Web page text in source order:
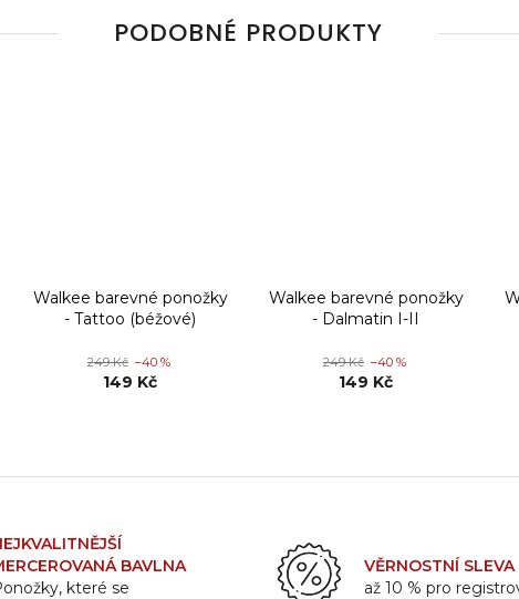
PODOBNÉ PRODUKTY
Walkee barevné ponožky
- Tattoo (béžové)
249 Kč –40 %
149 Kč
Walkee barevné ponožky
- Dalmatin I-II
249 Kč –40 %
149 Kč
BAVLNA
které se
VĚRNOSTNÍ SLEVA
až 10 % pro